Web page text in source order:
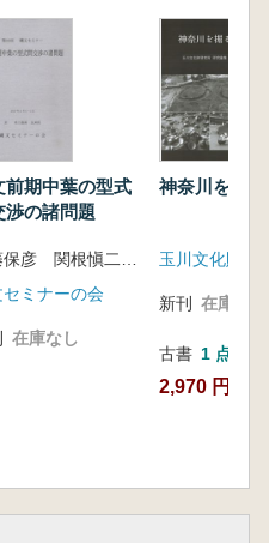
慎吾「沖縄県の縄文時
調査事例と報告書】
本大会の記録九州縄文
前期中葉の型式
渉の諸問題
谷藤保彦 関根愼二 編
セミナーの会
在庫なし
神奈川を掘
玉川文化財研
新刊 在庫なし
古書 1 点
2,970 円